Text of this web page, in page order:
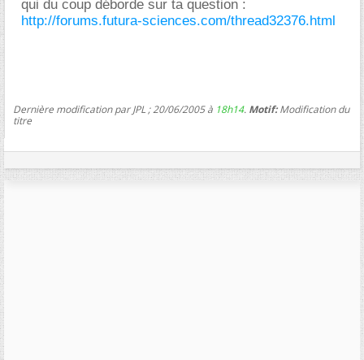
qui du coup déborde sur ta question :
http://forums.futura-sciences.com/thread32376.html
Dernière modification par JPL ; 20/06/2005 à 18h14. Motif:Modification du
titre